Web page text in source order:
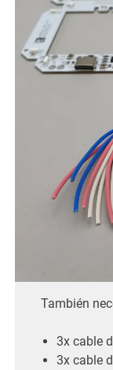
También
3x cable
3x cable